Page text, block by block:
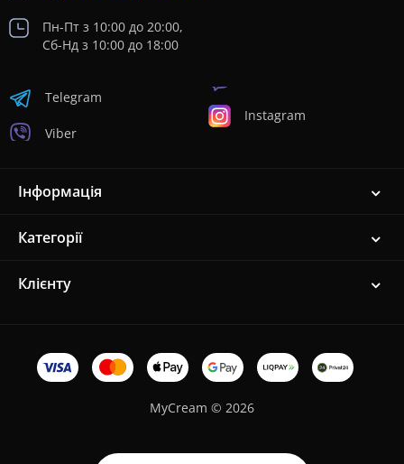
Пн-Пт з 10:00 до 20:00,
Сб-Нд з 10:00 до 18:00
Telegram
Viber
Instagram
Інформація
Категорії
Клієнту
MyCream © 2026